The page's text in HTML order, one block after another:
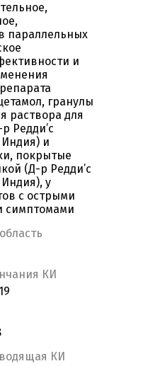
параллельных
и
гранулы
раствора для
Редди’с
Индия) и
покрытые
(Д-р Редди’с
у
с острыми
симптомами
КИ
КИ